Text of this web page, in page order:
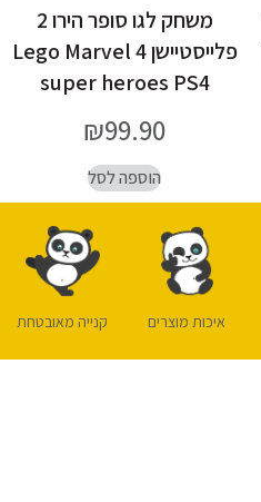
משחק לגו סופר הירו 2
פלייסטיישן 4 Lego Marvel
super heroes PS4
₪99.90
הוספה לסל
איכות מוצרים קנייה מאובטחת